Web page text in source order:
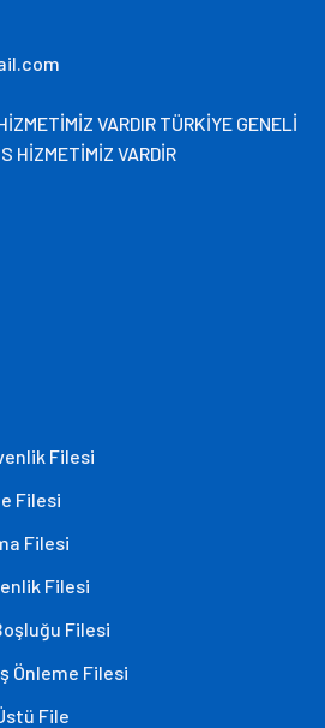
VARDIR TÜRKİYE GENELİ
HİZMETİMİZ VARDİR
Filesi
Filesi
Filesi
Filesi
Filesi
Önleme Filesi
File